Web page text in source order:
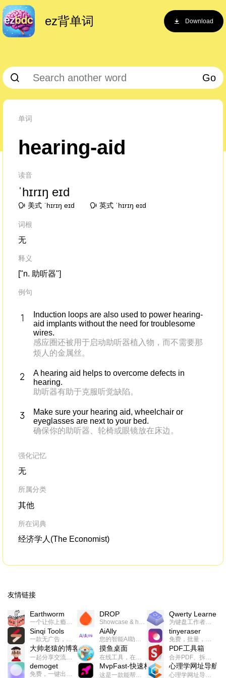
ez背单词 Download
Go
单词
hearing-aid
读音
ˈhɪrɪŋ eɪd
美式 ˈhɪrɪŋ eɪd 英式 ˈhɪrɪŋ eɪd
词根
无
释义
["n. 助听器"]
例句
Induction loops are also used to power hearing-
aid implants without the need for troublesome
wires.
感应圈还被用于启动助听器植入物，而不需要那
烦人的金属丝。
A hearing aid helps to overcome defects in
hearing.
助听器有助于克服听觉缺陷。
Make sure your hearing aid, wheelchair or
eyeglasses are next to your bed.
确保你的助听器、轮椅或眼镜放在床边。
强化记忆
无
所属分类
其他
所在词典
经济学人(The Economist)
友情链接
Earthworm
一个让你上瘾的英语学习工具，使用 连词成句 、 i + 1 、 以终为始等学习理论来帮助你习得英语，通过不断的重复形成肌肉记忆，最重要的是 游戏化 的形式让学习英语从此不再痛苦
DROP
Showcase & host your work in extraordinary ways.不限速文件分享，托管，建站平台
Qwerty Learner
为键盘工作者设计的单词与肌肉记忆锻炼软件
Sinqi Tools
一款无广告，界面清爽的神奇在线小工具集合，范围包括但不限于：开发，设计，日常生活等
AiAlly
您的智能AI助手解决方案。提供24/7全天候的高效虚拟员工服务，助力个人和组织提升生产力、激发创新潜能。
tinyeraser
免费，批量，快速，一键换背景的桌面软件
大帅老猿的博客
一起分享交流生活学习，出海赚钱，编程技术，远程工作，优秀产品等相关话题。希望大家都能有所收获。
摸鱼桌面
在线工具，在线游戏，电影，小说各种有趣的资源这里都有
PDF工具箱
合并PDF、拆分PDF、旋转PDF、裁剪PDF、转换PDF、加密PDF、解密PDF、PDF加水印等多种PDF处理功能
demoget
免费，一键出成片的录屏Demo软件。支持4K导出，立即下载使用。
MvpFast-快速构建网站应用
这是一款能帮助你快速构建个人网站的应用，使用最新的前端技术栈，集成登录、鉴权、手机、邮箱、数据库、博客、文章、支付等等网站所需要的功能，你只需要花几个小时开发你的核心功能就可以上线，一次购买，永久拥有
心理学网址导航
心理学网址导航(psyhhub.org),着力打造国内心理学资源平台，是一个心理学网址资源大全，提供心理学学习,心理学考研,英语自学,计算机自学等众多学习内容。